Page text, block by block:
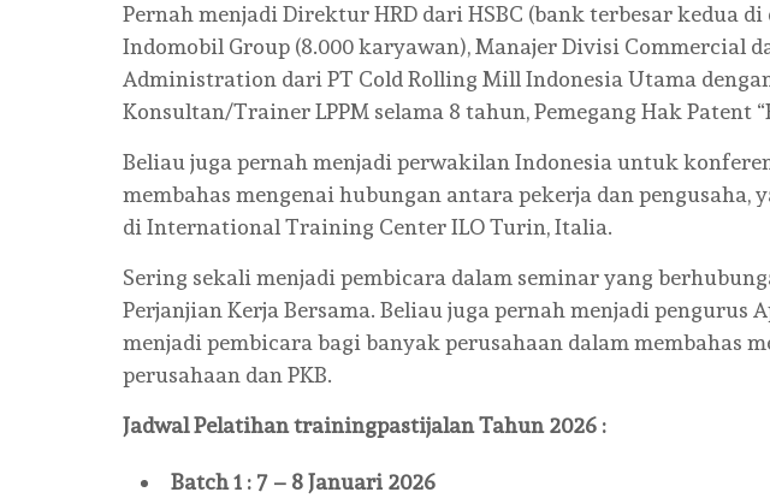
Pernah menjadi Direktur HRD dari HSBC (bank terbesar kedua
Indomobil Group (8.000 karyawan), Manajer Divisi Commercial
Administration dari PT Cold Rolling Mill Indonesia Utama
Konsultan/Trainer LPPM selama 8 tahun, Pemegang Hak Patent
Beliau juga pernah menjadi perwakilan Indonesia untuk
membahas mengenai hubungan antara pekerja dan pengusaha,
di International Training Center ILO Turin, Italia.
Sering sekali menjadi pembicara dalam seminar yang
Perjanjian Kerja Bersama. Beliau juga pernah menjadi pengurus
menjadi pembicara bagi banyak perusahaan dalam membahas
perusahaan dan PKB.
Jadwal PelatihantrainingpastijalanTahun 2026 :
Batch 1 : 7 – 8 Januari 2026